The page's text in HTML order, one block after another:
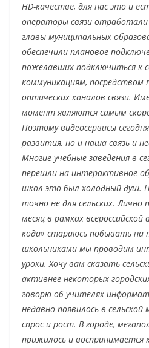
HD-качестве, для нас это и
операторы связи
главы муниципальных
обеспечили плановое
пожелавших подключиться к
коммуникациям, посредством
оптических каналов связи.
момент являются самым
Поэтому видеосервисы
развития, но и наша связь и
Многие учебные заведения в
перешли на интерактивное
школ это был холодный душ.
точно не для сельских. Лично
месяц в рамках
кода» стараюсь побывать на
школьниками мы проводим
уроки. Хочу вам сказать
активнее некоторых
говорю об учителях
недавно появилось в
спрос и рост. В городе,
прижилось и воспринимается